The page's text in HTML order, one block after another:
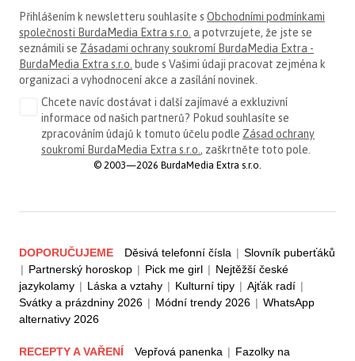
Přihlášením k newsletteru souhlasíte s Obchodními podmínkami
společnosti BurdaMedia Extra s.r.o. a potvrzujete, že jste se
seznámili se Zásadami ochrany soukromí BurdaMedia Extra -
BurdaMedia Extra s.r.o. bude s Vašimi údaji pracovat zejména k
organizaci a vyhodnocení akce a zasílání novinek.
Chcete navíc dostávat i další zajímavé a exkluzivní
informace od našich partnerů? Pokud souhlasíte se
zpracováním údajů k tomuto účelu podle Zásad ochrany
soukromí BurdaMedia Extra s.r.o., zaškrtněte toto pole.
© 2003—2026 BurdaMedia Extra s.r.o.
DOPORUČUJEME Děsivá telefonní čísla | Slovník puberťáků
| Partnerský horoskop | Pick me girl | Nejtěžší české
jazykolamy | Láska a vztahy | Kulturní tipy | Ajťák radí |
Svátky a prázdniny 2026 | Módní trendy 2026 | WhatsApp
alternativy 2026
RECEPTY A VAŘENÍ Vepřová panenka | Fazolky na